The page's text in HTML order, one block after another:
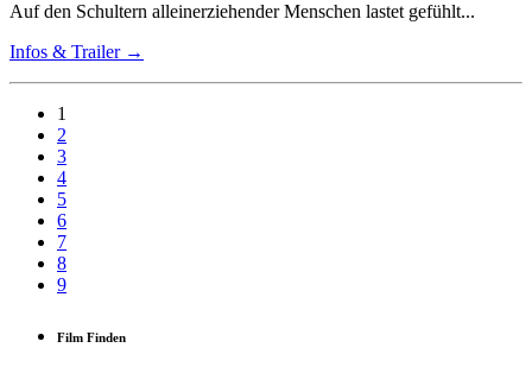
Auf den Schultern alleinerziehender Menschen lastet gefühlt...
Infos & Trailer →
1
2
3
4
5
6
7
8
9
Film Finden